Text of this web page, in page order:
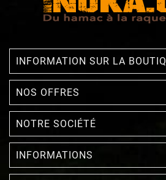
INFORMATION SUR LA
NOS OFFRES
NOTRE SOCIÉTÉ
INFORMATIONS